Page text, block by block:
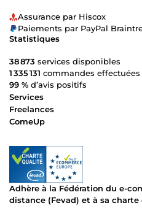
Assurance par Hiscox
Paiements par PayPal
Statistiques
38 873 services disponibles
1 335 131 commandes effectuées
99 % d’avis positifs
Services
Freelances
ComeUp
Adhère à la Fédération du e-
distance (Fevad) et à sa charte